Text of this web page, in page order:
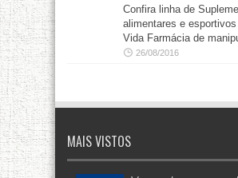
Confira linha de
alimentares e
Vida Farmácia de
26/08/2016
MAIS VISTOS